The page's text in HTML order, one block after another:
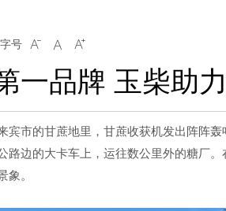
字号   
一品牌 玉柴助
宾市的甘蔗地里，甘蔗收获机发出阵阵
路边的大卡车上，运往数公里外的糖厂
。